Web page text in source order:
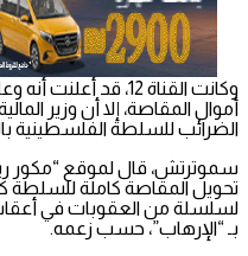
وكانت القناة 12، قد
أموال المقاصة، إلا أن وزير
الضرائب للسلطة الفلسطينية
سموترتش، قال لموقع “مكور
تحويل المقاصة كاملة للسلطة
لسلسلة من العقوبات في
بـ “الإرهاب”، حسب زعمه.